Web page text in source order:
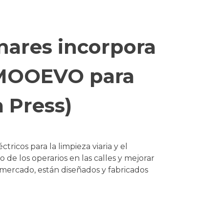
incorpora
para
para la limpieza viaria y el
los operarios en las calles y mejorar
están diseñados y fabricados